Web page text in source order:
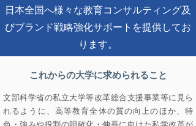
日本全国へ様々な教育コンサルティング及
びブランド戦略強化サポートを提供してお
ります。
これからの大学に求められること
文部科学省の私立大学等改革総合支援事業等に見ら
れるように、高等教育全体の質の向上のほか、特